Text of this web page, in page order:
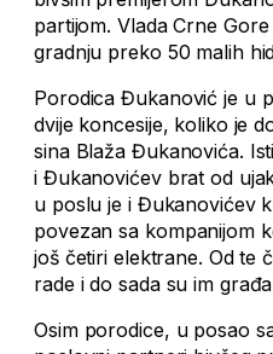
partijom. Vlada Crne
gradnju preko 50 malih
Porodica Đukanović je u
dvije koncesije, koliko je
sina Blaža Đukanovića.
i Đukanovićev brat od
u poslu je i Đukanovićev
povezan sa kompanijom
još četiri elektrane. Od te
rade i do sada su im
Osim porodice, u posao